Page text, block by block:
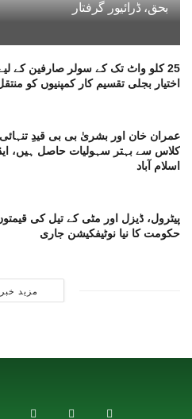
بحق، ڈرائیور گرفتار
25 کلو واٹ تک کے سولر صارفین کے
اختیار بجلی تقسیم کار کمپنیوں کو
عمران خان اور بشریٰ بی بی قیدِ
کلاس سے بہتر سہولیات حاصل ہیں،
اسلام آباد
پیٹرول، ڈیزل اور مٹی کے تیل کی
حکومت کا نیا نوٹیفکیشن جاری
مزید